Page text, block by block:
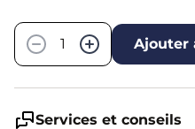
−
+ Ajouter
Services et conseils